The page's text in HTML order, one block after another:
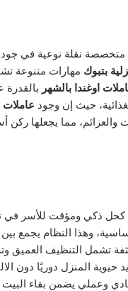
متخصصة نقلة نوعية في
بتبوك مهارات متنوعة
اوغندا بالشهر
حيث إن وجود
مما يجعلها ركن
كحل ذكي ومؤقت للأسر في
وهذا النظام يجمع
تشمل التنظيف العميق
حيوية المنزل دوريًا دون
وعملي يضمن بقاء البيت